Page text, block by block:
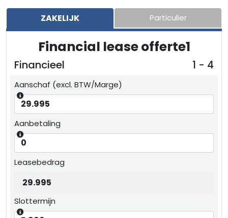
ZAKELIJK Particulier
Financial lease offerte1
Financieel 1 - 4
Aanschaf (excl. BTW/Marge)
Aanbetaling
Leasebedrag
Slottermijn